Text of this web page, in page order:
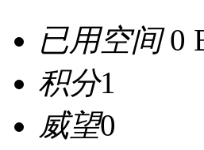
已用空间0
积分1
威望0